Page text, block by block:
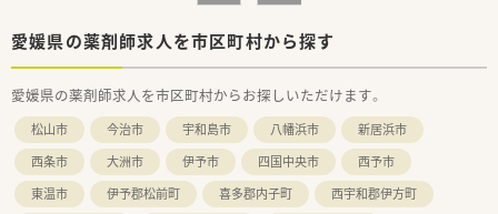
愛媛県の薬剤師求人を市区町村から探す
愛媛県の薬剤師求人を市区町村からお探しいただけます。
松山市 今治市 宇和島市 八幡浜市
新居浜市
西条市
大洲市 伊予市 四国中央市
西予市
東温市
伊予郡松前町 喜多郡内子町
西宇和郡伊方町